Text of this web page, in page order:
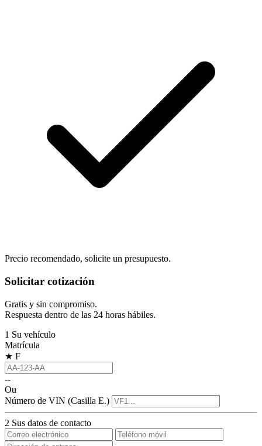
Precio recomendado, solicite un presupuesto.
Solicitar cotización
Gratis y sin compromiso.
Respuesta dentro de las 24 horas hábiles.
1 Su vehículo
Matrícula
★ F
--
Ou
Número de VIN (Casilla E.)
2 Sus datos de contacto